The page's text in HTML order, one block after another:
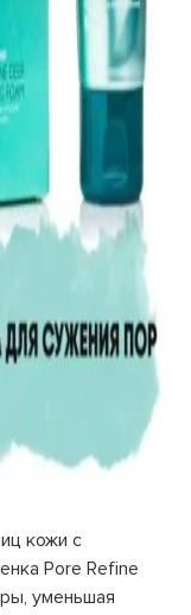
кожи с
Pore Refine
уменьшая